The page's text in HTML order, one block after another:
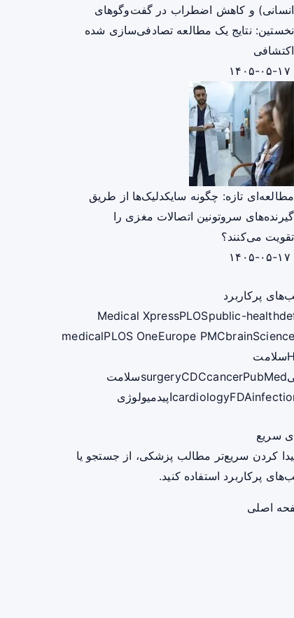
انسانی) و کاهش اضطراب در گفت‌وگوهای
نخستین: نتایج یک مطالعه تصادفی‌سازی شده
اکتشافی
مطالعه‌ای تازه: چگونه سایکدلیک‌ها از طریق
گیرنده‌های سروتونین اتصالات مغزی را
تقویت می‌کنند؟
پرکاربرد
Medical XpressPLOSpublic-health
medicalPLOS OneEurope PMCbrain
سلامت
surgeryCDCcancerPubMed
سلامت
cardiologyFDA اپیدمیولوژی
سریع
کردن سریع‌تر مطالب پزشکی، از جستجو یا
پرکاربرد استفاده کنید.
اصلی